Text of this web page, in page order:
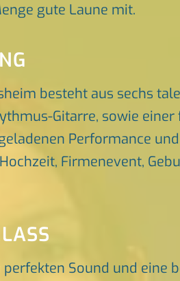
gute Laune mit.
besteht aus sechs
Gitarre, sowie
Performance
Firmenevent,
Sound und eine